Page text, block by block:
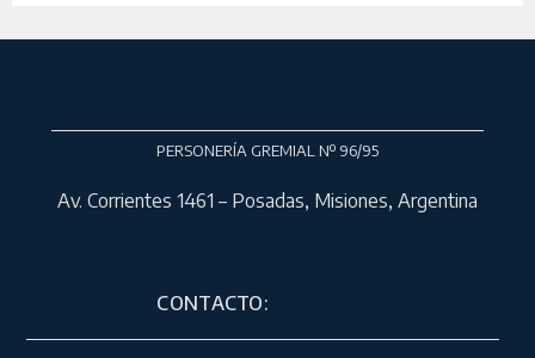
PERSONERÍA GREMIAL Nº 96/95
Av. Corrientes 1461 – Posadas, Misiones, Argentina
CONTACTO: